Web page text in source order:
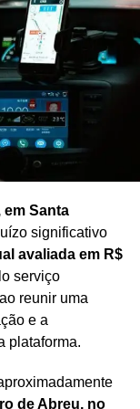
entra em
matérias de
de maior atenção
pautas
Santa
significativo
avaliada em R$
serviço
reunir uma
e a
plataforma.
de Abreu, no